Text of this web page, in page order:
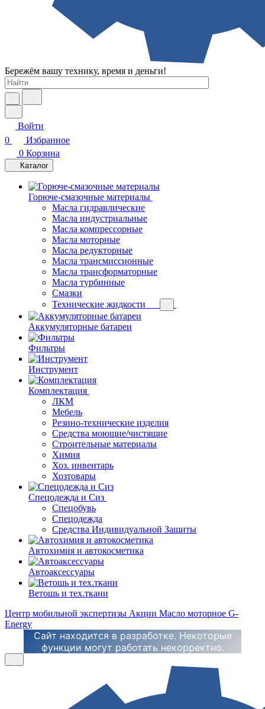
Бережём вашу технику, время и деньги!
Войти
0
Избранное
0 Корзина
Каталог
Горюче-смазочные материалы
Масла гидравлические
Масла индустриальные
Масла компрессорные
Масла моторные
Масла редукторные
Масла трансмиссионные
Масла трансформаторные
Масла турбинные
Смазки
Технические жидкости
Аккумуляторные батареи
Фильтры
Инструмент
Комплектация
ЛКМ
Мебель
Резино-технические изделия
Средства моющие/чистящие
Строительные материалы
Химия
Хоз. инвентарь
Хозтовары
Спецодежда и Сиз
Спецобувь
Спецодежда
Средства Индивидуальной Защиты
Автохимия и автокосметика
Автоаксессуары
Ветошь и тех.ткани
Центр мобильной экспертизы Акции Масло моторное G-
Energy
Сайт находится в разработке. Некоторые
функции могут работать некорректно.